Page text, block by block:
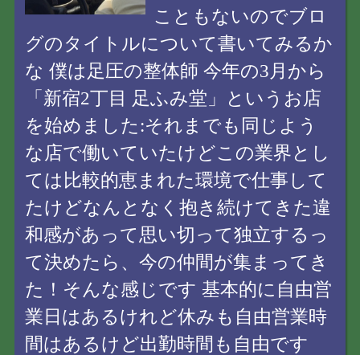
こともないのでブロ
グのタイトルについて書いてみるか
な 僕は足圧の整体師 今年の3月から
「新宿2丁目 足ふみ堂」というお店
を始めました:それまでも同じよう
な店で働いていたけどこの業界とし
ては比較的恵まれた環境で仕事して
たけどなんとなく抱き続けてきた違
和感があって思い切って独立するっ
て決めたら、今の仲間が集まってき
た！そんな感じです 基本的に自由営
業日はあるけれど休みも自由営業時
間はあるけど出勤時間も自由です